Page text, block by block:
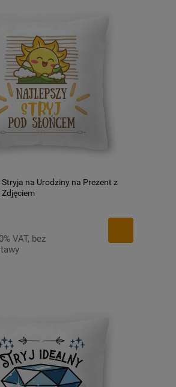
na Urodziny na Prezent z
VAT, bez